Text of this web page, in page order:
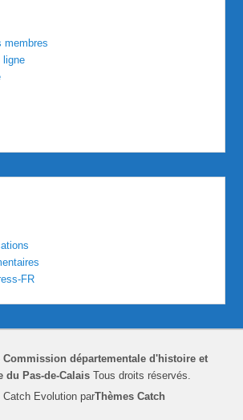
membres
ligne
FR
Commission départementale d'histoire et
du Pas-de-Calais Tous droits réservés.
Catch Evolution parThèmes Catch